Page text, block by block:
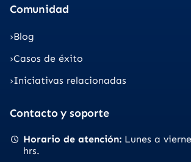
Comunidad
Blog
Casos de éxito
Iniciativas relacionadas
Contacto y soporte
Horario de atención Lunes a
hrs.